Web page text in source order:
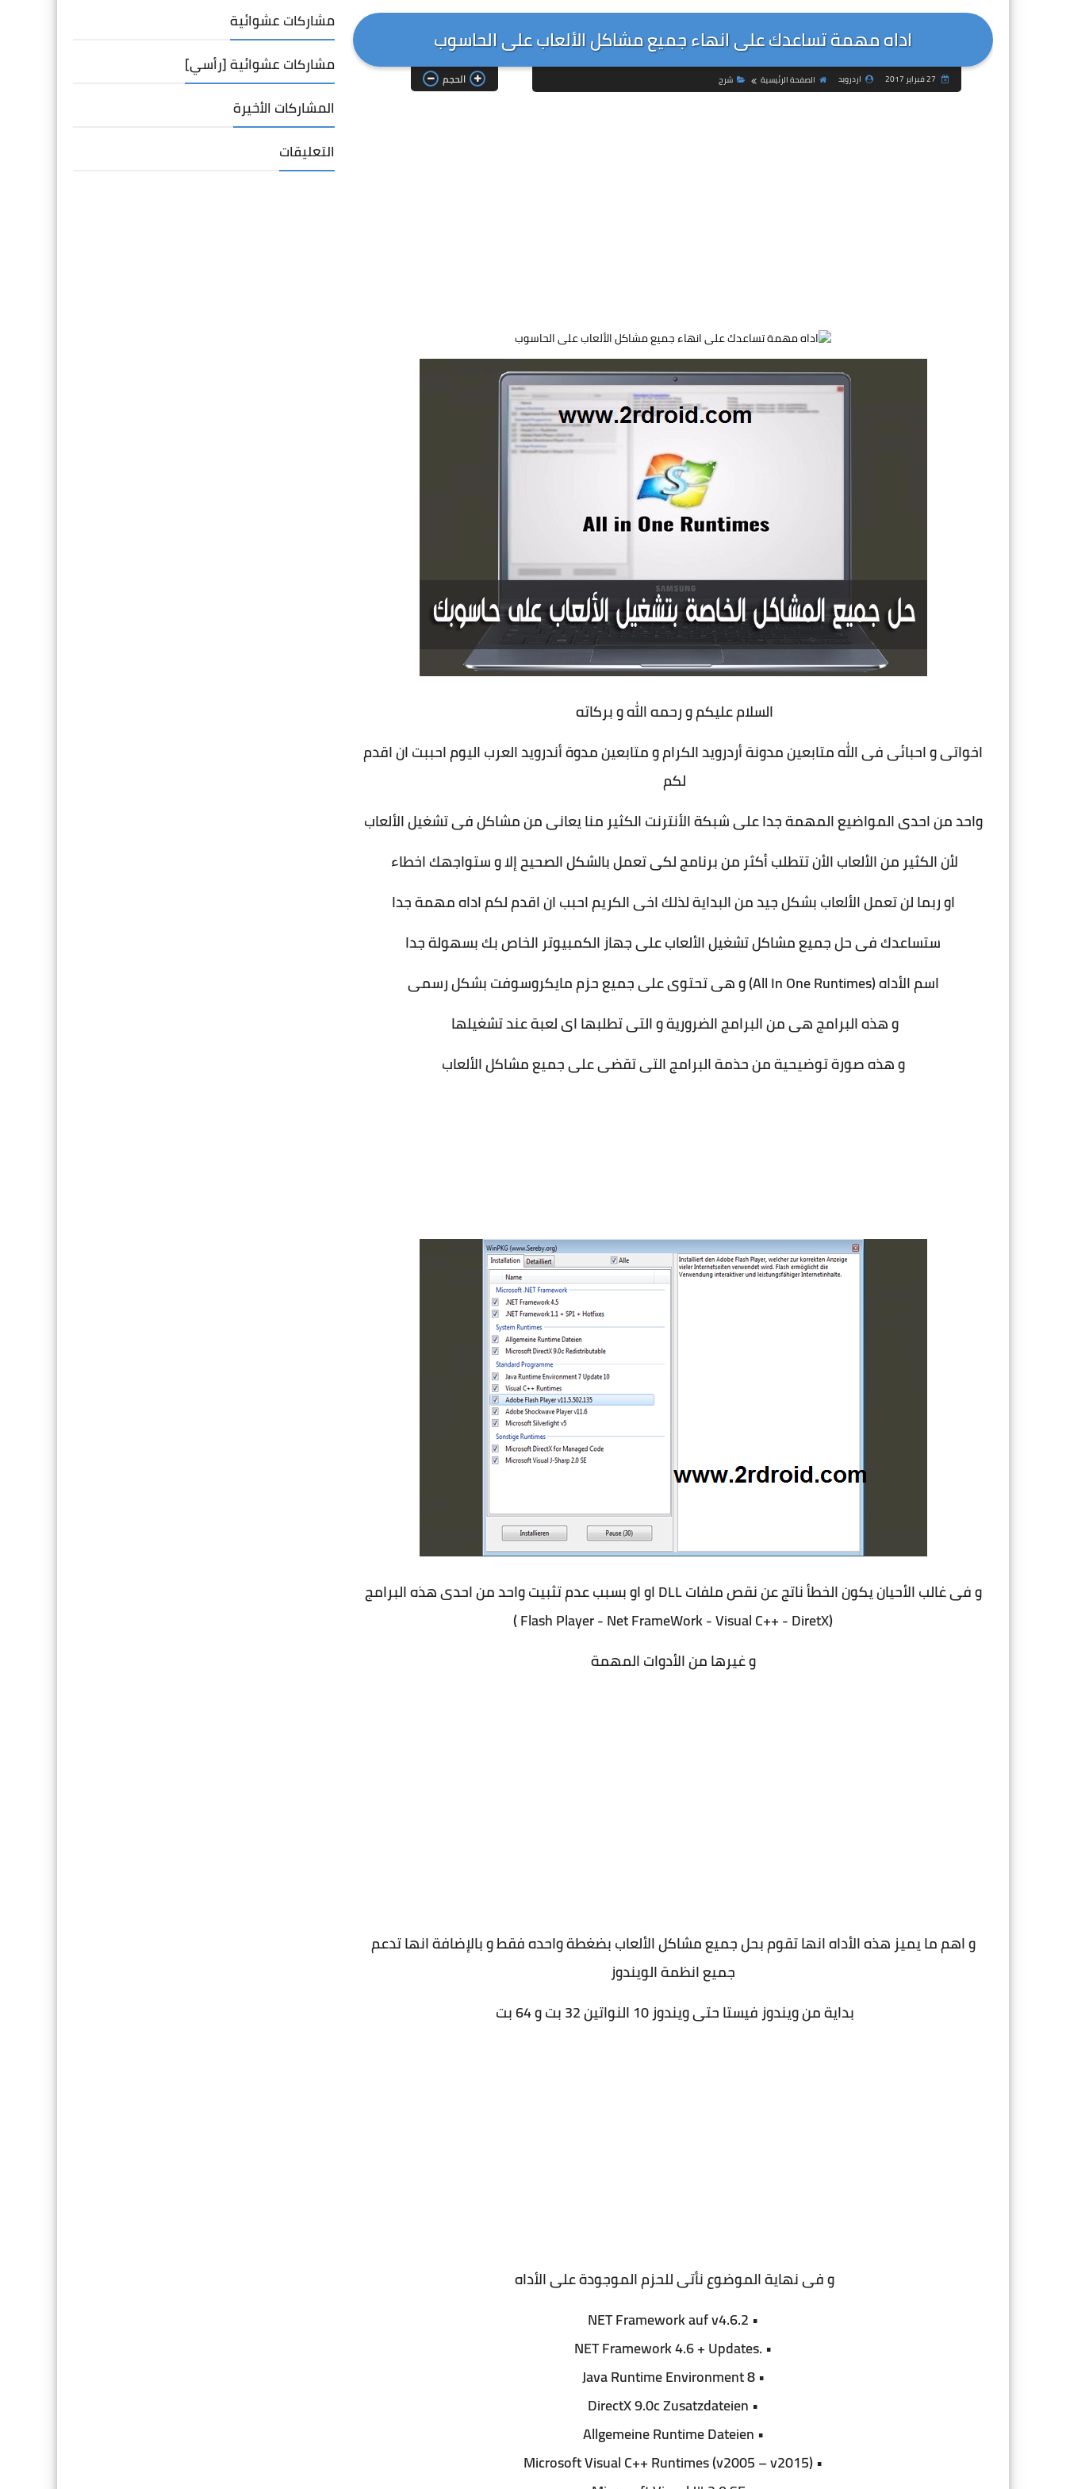
اداه مهمة تساعدك على انهاء جميع مشاكل الألعاب على الحاسوب
اردرويد الصفحة الرئيسية شرح الحجم
السلام عليكم و رحمه الله و بركاته
اخواتى و احبائى فى الله متابعين مدونة أردرويد الكرام و متابعين مدوة أندرويد العرب اليوم احببت ان اقدم
لكم
واحد من احدى المواضيع المهمة جدا على شبكة الأنترنت الكثير منا يعانى من مشاكل فى تشغيل الألعاب
لأن الكثير من الألعاب الأن تتطلب أكثر من برنامج لكى تعمل بالشكل الصحيح إلا و ستواجهك اخطاء
او ربما لن تعمل الألعاب بشكل جيد من البداية لذلك اخى الكريم احبب ان اقدم لكم اداه مهمة جدا
ستساعدك فى حل جميع مشاكل تشغيل الألعاب على جهاز الكمبيوتر الخاص بك بسهولة جدا
اسم الأداه (All In One Runtimes) و هى تحتوى على جميع حزم مايكروسوفت بشكل رسمى
و هذه البرامج هى من البرامج الضرورية و التى تطلبها اى لعبة عند تشغيلها
و هذه صورة توضيحية من حذمة البرامج التى تقضى على جميع مشاكل الألعاب
و فى غالب الأحيان يكون الخطأ ناتج عن نقص ملفات DLL او او بسبب عدم تثبيت واحد من احدى هذه البرامج
(Flash Player - Net FrameWork - Visual C++ - DiretX )
و غيرها من الأدوات المهمة
و اهم ما يميز هذه الأداه انها تقوم بحل جميع مشاكل الألعاب بضغطة واحده فقط و بالإضافة انها تدعم
جميع انظمة الويندوز
بداية من ويندوز فيستا حتى ويندوز 10 النواتين 32 بت و 64 بت
و فى نهاية الموضوع نأتى للحزم الموجودة على الأداه
• NET Framework auf v4.6.2
• .NET Framework 4.6 + Updates
• Java Runtime Environment 8
• DirectX 9.0c Zusatzdateien
• Allgemeine Runtime Dateien
• Microsoft Visual C++ Runtimes (v2005 – v2015)
مشاركات عشوائية
مشاركات عشوائية [رأسي]
المشاركات الأخيرة
التعليقات